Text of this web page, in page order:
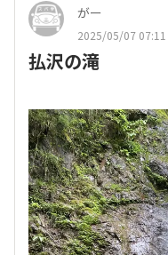
がー
2025/05/07 07:11
払沢の滝